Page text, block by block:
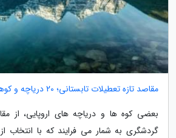
مقاصد تازه تعطیلات تابستانی؛ 20 دریاچه و کوهستان اروپایی
بعضی کوه ها و دریاچه های اروپایی، از
گردشگری به شمار می فرایند که با انتخاب